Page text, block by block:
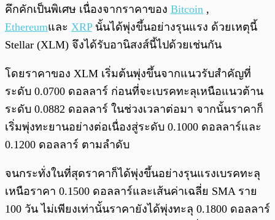
คึกคักเป็นพิเศษ เนื่องจากราคาของ Bitcoin ,
Ethereumและ XRPนั้นได้พุ่งขึ้นอย่างรุนแรง ด้วยเหตุนี้
Stellar (XLM) จึงได้รับอานิสงส์นี้ไปด้วยเช่นกัน
โดยราคาของ XLM เริ่มต้นพุ่งขึ้นจากแนวรับสำคัญที่
ระดับ 0.0700 ดอลลาร์ ก่อนที่จะเบรคทะลุเหนือแนวต้าน
ระดับ 0.0882 ดอลลาร์ ในช่วงเวลาต่อมา จากนั้นราคาก็
เริ่มพุ่งทะยานอย่างต่อเนื่องสู่ระดับ 0.1000 ดอลลาร์และ
0.1200 ดอลลาร์ ตามลำดับ
จนกระทั่งในที่สุดราคาก็ได้พุ่งขึ้นอย่างรุนแรงเบรคทะลุ
เหนือราคา 0.1500 ดอลลาร์และเส้นค่าเฉลี่ย SMA ราย
100 วัน ไม่เพียงเท่านั้นราคายังได้พุ่งทะลุ 0.1800 ดอลลาร์